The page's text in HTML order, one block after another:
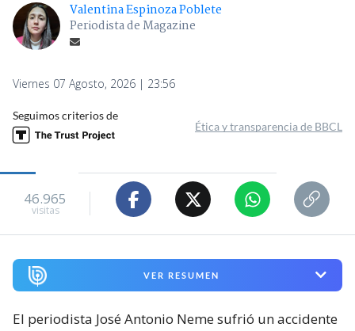
Valentina Espinoza Poblete
Periodista de Magazine
Viernes 07 Agosto, 2026 | 23:56
Seguimos criterios de
Ética y transparencia de BBCL
46.965
visitas
VER RESUMEN
El periodista José Antonio Neme sufrió un accidente